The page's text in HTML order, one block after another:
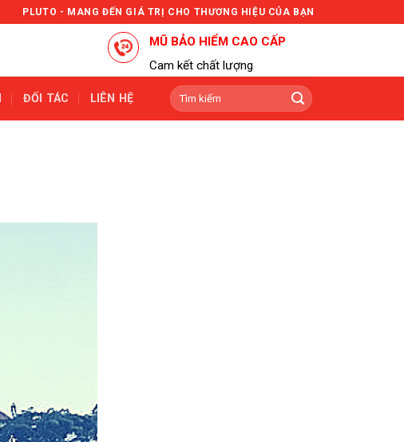
PLUTO - MANG ĐẾN GIÁ TRỊ CHO THƯƠNG HIỆU CỦA BẠN
MŨ BẢO HIỂM CAO CẤP
Cam kết chất lượng
ĐỐI TÁC LIÊN HỆ
Tìm
kiếm: